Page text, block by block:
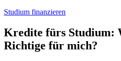
Studium finanzieren
Kredite fürs Studium:
Richtige für mich?